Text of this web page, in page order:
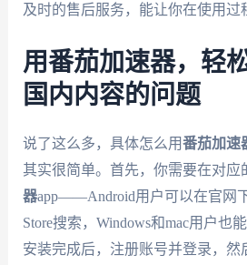
及时的售后服务，能让你在使用过
用番茄加速器，轻
国内内容的问题
说了这么多，具体怎么用番茄加速
其实很简单。首先，你需要在对应
器app——Android用户可以在官网
Store搜索，Windows和mac用户也
安装完成后，注册账号并登录，然